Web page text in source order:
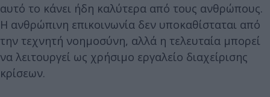
αυτό το κάνει ήδη καλύτερα από τους ανθρώπους.
Η ανθρώπινη επικοινωνία δεν υποκαθίσταται από
την τεχνητή νοημοσύνη, αλλά η τελευταία μπορεί
να λειτουργεί ως χρήσιμο εργαλείο διαχείρισης
κρίσεων.